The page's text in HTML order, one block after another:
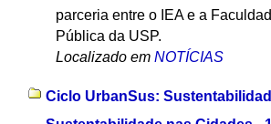
parceria entre o IEA e a
Pública da USP.
Localizado em NOTÍCIAS
Ciclo UrbanSus: